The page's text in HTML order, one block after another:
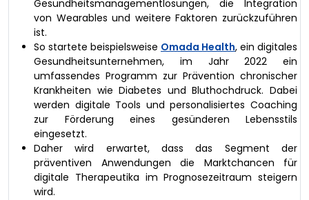
Gesundheitsmanagementlösungen, die Integration
von Wearables und weitere Faktoren zurückzuführen
ist.
So startete beispielsweise Omada Health, ein digitales
Gesundheitsunternehmen, im Jahr 2022 ein
umfassendes Programm zur Prävention chronischer
Krankheiten wie Diabetes und Bluthochdruck. Dabei
werden digitale Tools und personalisiertes Coaching
zur Förderung eines gesünderen Lebensstils
eingesetzt.
Daher wird erwartet, dass das Segment der
präventiven Anwendungen die Marktchancen für
digitale Therapeutika im Prognosezeitraum steigern
wird.